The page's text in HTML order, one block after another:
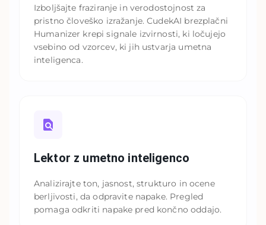
Izboljšajte fraziranje in verodostojnost za
pristno človeško izražanje. CudekAI brezplačni
Humanizer krepi signale izvirnosti, ki ločujejo
vsebino od vzorcev, ki jih ustvarja umetna
inteligenca.
Lektor z umetno inteligenco
Analizirajte ton, jasnost, strukturo in ocene
berljivosti, da odpravite napake. Pregled
pomaga odkriti napake pred končno oddajo.